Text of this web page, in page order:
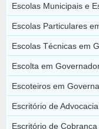
Escolas Municipais e
Escolas Particulares
Escolas Técnicas em
Escolta em
Escoteiros em
Escritório de
Escritório de